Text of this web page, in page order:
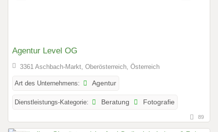
Agentur Level OG
3361 Aschbach-Markt, Oberösterreich, Österreich
Art des Unternehmens: Agentur
Dienstleistungs-Kategorie: Beratung Fotografie
89